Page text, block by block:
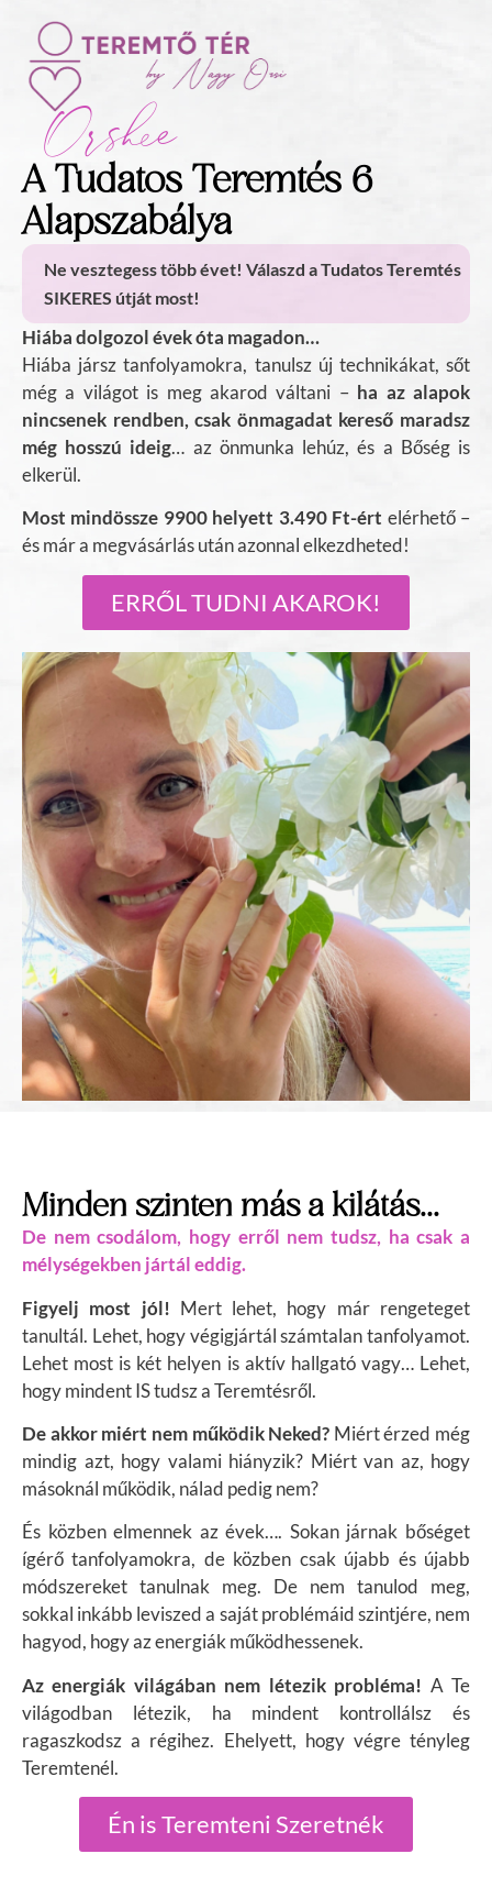
Orshee
A Tudatos Teremtés 6
Alapszabálya
Ne vesztegess több évet! Válaszd a Tudatos Teremtés
SIKERES útját most!
Hiába dolgozol évek óta magadon…
Hiába jársz tanfolyamokra, tanulsz új technikákat, sőt
még a világot is meg akarod váltani – ha az alapok
nincsenek rendben, csak önmagadat kereső maradsz
még hosszú ideig… az önmunka lehúz, és a Bőség is
elkerül.
Most mindössze 9900 helyett 3.490 Ft-ért elérhető –
és már a megvásárlás után azonnal elkezdheted!
ERRŐL TUDNI AKAROK!
Minden szinten más a kilátás...
De nem csodálom, hogy erről nem tudsz, ha csak a
mélységekben jártál eddig.
Figyelj most jól! Mert lehet, hogy már rengeteget
tanultál. Lehet, hogy végigjártál számtalan tanfolyamot.
Lehet most is két helyen is aktív hallgató vagy… Lehet,
hogy mindent IS tudsz a Teremtésről.
De akkor miért nem működik Neked? Miért érzed még
mindig azt, hogy valami hiányzik? Miért van az, hogy
másoknál működik, nálad pedig nem?
És közben elmennek az évek…. Sokan járnak bőséget
ígérő tanfolyamokra, de közben csak újabb és újabb
módszereket tanulnak meg. De nem tanulod meg,
sokkal inkább leviszed a saját problémáid szintjére, nem
hagyod, hogy az energiák működhessenek.
Az energiák világában nem létezik probléma! A Te
világodban létezik, ha mindent kontrollálsz és
ragaszkodsz a régihez. Ehelyett, hogy végre tényleg
Teremtenél.
Én is Teremteni Szeretnék